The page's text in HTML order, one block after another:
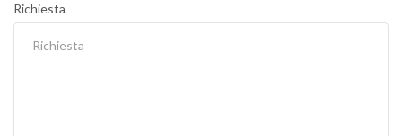
Richiesta